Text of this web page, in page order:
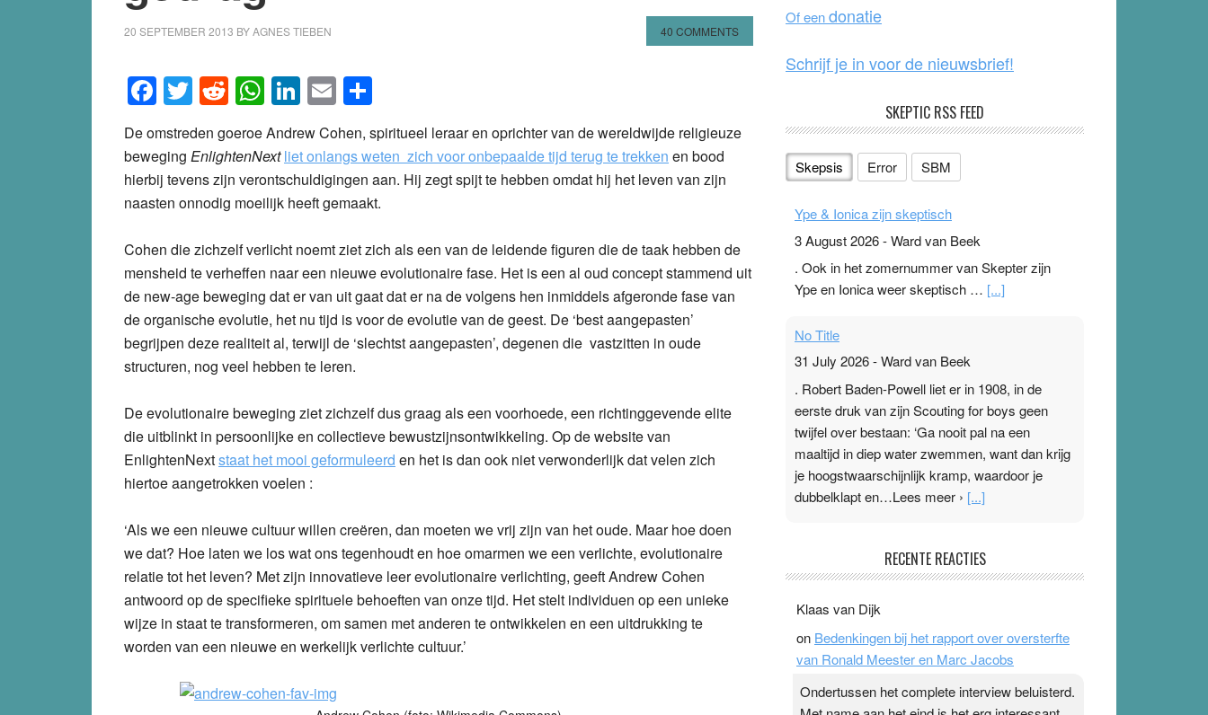
20 SEPTEMBER 2013 BYAGNES TIEBEN 40 COMMENTS
Facebook
Twitter
Reddit
WhatsApp
LinkedIn
Email
De omstreden goeroe Andrew Cohen, spiritueel leraar en oprichter van de wereldwijde religieuze
beweging EnlightenNext liet onlangs weten zich voor onbepaalde tijd terug te trekken en bood
hierbij tevens zijn verontschuldigingen aan. Hij zegt spijt te hebben omdat hij het leven van zijn
naasten onnodig moeilijk heeft gemaakt.
Cohen die zichzelf verlicht noemt ziet zich als een van de leidende figuren die de taak hebben de
mensheid te verheffen naar een nieuwe evolutionaire fase. Het is een al oud concept stammend uit
de new-age beweging dat er van uit gaat dat er na de volgens hen inmiddels afgeronde fase van
de organische evolutie, het nu tijd is voor de evolutie van de geest. De ‘best aangepasten’
begrijpen deze realiteit al, terwijl de ‘slechtst aangepasten’, degenen die vastzitten in oude
structuren, nog veel hebben te leren.
De evolutionaire beweging ziet zichzelf dus graag als een voorhoede, een richtinggevende elite
die uitblinkt in persoonlijke en collectieve bewustzijnsontwikkeling. Op de website van
EnlightenNextstaat het mooi geformuleerd en het is dan ook niet verwonderlijk dat velen zich
hiertoe aangetrokken voelen :
‘Als we een nieuwe cultuur willen creëren, dan moeten we vrij zijn van het oude. Maar hoe doen
we dat? Hoe laten we los wat ons tegenhoudt en hoe omarmen we een verlichte, evolutionaire
relatie tot het leven? Met zijn innovatieve leer evolutionaire verlichting, geeft Andrew Cohen
antwoord op de specifieke spirituele behoeften van onze tijd. Het stelt individuen op een unieke
wijze in staat te transformeren, om samen met anderen te ontwikkelen en een uitdrukking te
worden van een nieuwe en werkelijk verlichte cultuur.’
k
Of eendonatie
Schrijf je in voor de nieuwsbrief!
SKEPTIC RSS FEED
Skepsis Error SBM
Ype & Ionica zijn skeptisch
3 August 2026-Ward van Beek
. Ook in het zomernummer van Skepter zijn
Ype en Ionica weer skeptisch … [...]
No Title
31 July 2026-Ward van Beek
. Robert Baden-Powell liet er in 1908, in de
eerste druk van zijn Scouting for boys geen
twijfel over bestaan: ‘Ga nooit pal na een
maaltijd in diep water zwemmen, want dan krijg
je hoogstwaarschijnlijk kramp, waardoor je
dubbelklapt en…Lees meer › [...]
Ward van Beek
topsporters. Ze hopen ermee hun hartslag te
verlagen terwijl ze meer zuurstof opnemen.
Daarop heeft zo’n pleister geen effect. Maar het
zijn. Door…Lees meer Pleisterplakkers in de
RECENTE REACTIES
Klaas van Dijk
on Bedenkingen bij het rapport over oversterfte
van Ronald Meester en Marc Jacobs
Ondertussen het complete interview beluisterd.